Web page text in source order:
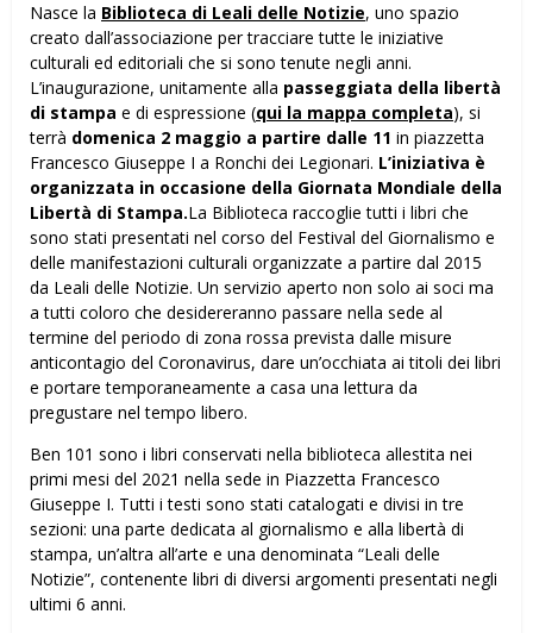
Nasce la Biblioteca di Leali delle Notizie, uno spazio
creato dall’associazione per tracciare tutte le iniziative
culturali ed editoriali che si sono tenute negli anni.
L’inaugurazione, unitamente alla passeggiata della libertà
di stampa e di espressione (qui la mappa completa), si
terrà domenica 2 maggio a partire dalle 11 in piazzetta
Francesco Giuseppe I a Ronchi dei Legionari. L’iniziativa è
organizzata in occasione della Giornata Mondiale della
Libertà di Stampa.La Biblioteca raccoglie tutti i libri che
sono stati presentati nel corso del Festival del Giornalismo e
delle manifestazioni culturali organizzate a partire dal 2015
da Leali delle Notizie. Un servizio aperto non solo ai soci ma
a tutti coloro che desidereranno passare nella sede al
termine del periodo di zona rossa prevista dalle misure
anticontagio del Coronavirus, dare un’occhiata ai titoli dei libri
e portare temporaneamente a casa una lettura da
pregustare nel tempo libero.
Ben 101 sono i libri conservati nella biblioteca allestita nei
primi mesi del 2021 nella sede in Piazzetta Francesco
Giuseppe I. Tutti i testi sono stati catalogati e divisi in tre
sezioni: una parte dedicata al giornalismo e alla libertà di
stampa, un’altra all’arte e una denominata “Leali delle
Notizie”, contenente libri di diversi argomenti presentati negli
ultimi 6 anni.